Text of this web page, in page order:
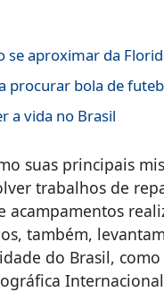
se aproximar da
procurar bola de
a vida no Brasil
suas principais
trabalhos de
também,
do Brasil,